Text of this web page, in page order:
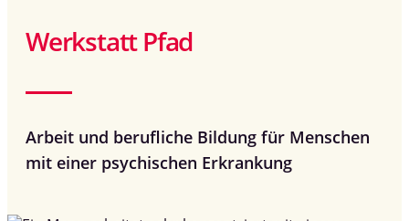
Werkstatt Pfad
Arbeit und berufliche Bildung für Menschen
mit einer psychischen Erkrankung